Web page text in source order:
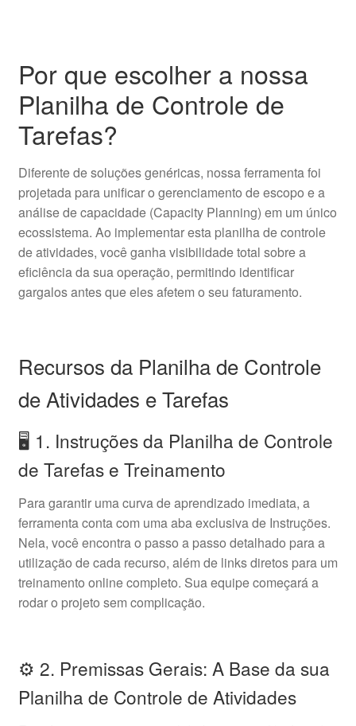
Por que escolher a nossa
Planilha de Controle de
Tarefas?
Diferente de soluções genéricas, nossa ferramenta foi
projetada para unificar o gerenciamento de escopo e a
análise de capacidade (Capacity Planning) em um único
ecossistema. Ao implementar esta planilha de controle
de atividades, você ganha visibilidade total sobre a
eficiência da sua operação, permitindo identificar
gargalos antes que eles afetem o seu faturamento.
Recursos da Planilha de Controle
de Atividades e Tarefas
🖥️ 1. Instruções da Planilha de Controle
de Tarefas e Treinamento
Para garantir uma curva de aprendizado imediata, a
ferramenta conta com uma aba exclusiva de Instruções.
Nela, você encontra o passo a passo detalhado para a
utilização de cada recurso, além de links diretos para um
treinamento online completo. Sua equipe começará a
rodar o projeto sem complicação.
⚙️ 2. Premissas Gerais: A Base da sua
Planilha de Controle de Atividades